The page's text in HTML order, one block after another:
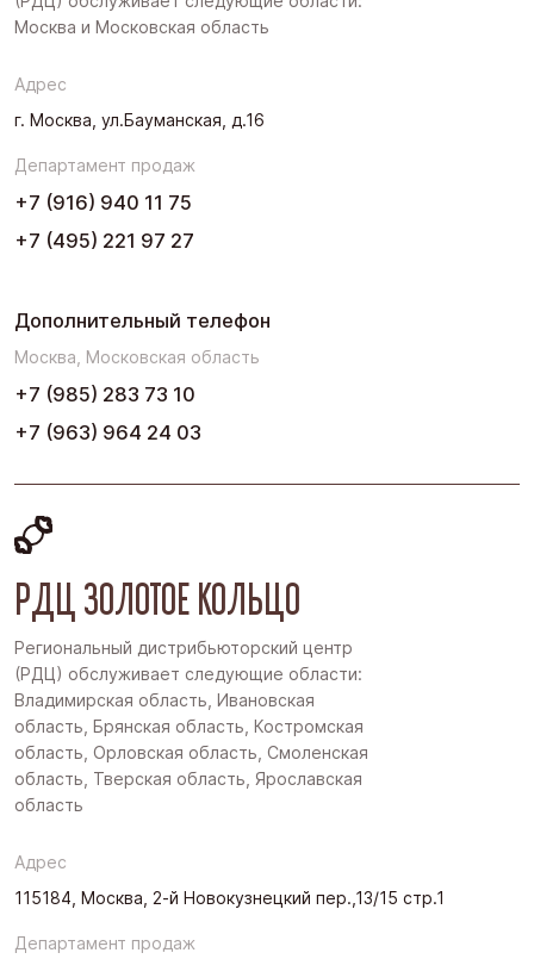
Поволжье
Урал
Москва и Московская область
Адрес
г. Москва, ул.Бауманская, д.16
Департамент продаж
+7 (916) 940 11 75
+7 (495) 221 97 27
Дополнительный телефон
Москва, Московская область
+7 (985) 283 73 10
+7 (963) 964 24 03
РДЦ ЗОЛОТОЕ КОЛЬЦО
Региональный дистрибьюторский центр
(РДЦ) обслуживает следующие области:
Владимирская область, Ивановская
область, Брянская область, Костромская
область, Орловская область, Смоленская
область, Тверская область, Ярославская
область
Адрес
115184, Москва, 2-й Новокузнецкий пер.,13/15 стр.1
Департамент продаж